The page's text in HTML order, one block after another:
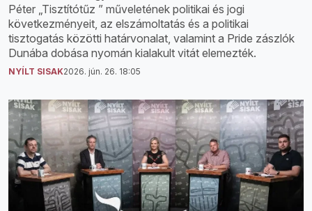
Péter „Tisztítótűz ” műveletének politikai és jogi
következményeit, az elszámoltatás és a politikai
tisztogatás közötti határvonalat, valamint a Pride zászlók
Dunába dobása nyomán kialakult vitát elemezték.
NYÍLT SISAK2026. jún. 26. 18:05